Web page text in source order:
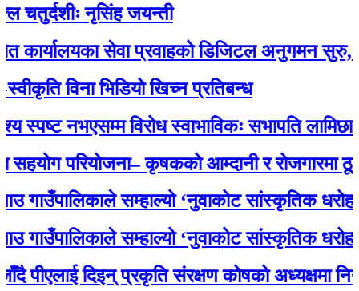
नृसिंह जयन्ती
सेवा प्रवाहको डिजिटल अनुगमन सुरु, मन्त्री
विना भिडियो खिच्न प्रतिबन्ध
नभएसम्म विरोध स्वाभाविकः सभापति लामिछाने
परियोजना– कृषकको आम्दानी र रोजगारमा ठूलो
सम्हाल्यो ‘नुवाकोट सांस्कृतिक धरोहर
सम्हाल्यो ‘नुवाकोट सांस्कृतिक धरोहर
दिइन् प्रकृति संरक्षण कोषको अध्यक्षमा नियुक्ति